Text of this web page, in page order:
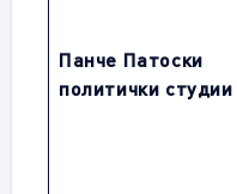
Панче Патоски
политички студии